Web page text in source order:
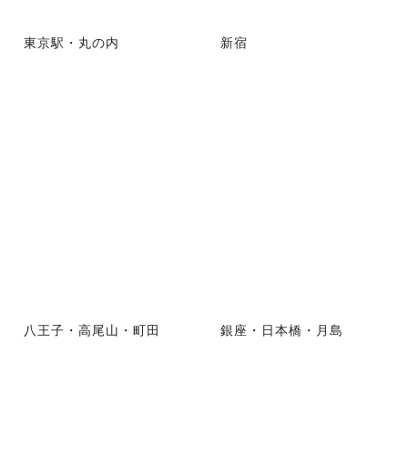
東京駅・丸の内 新宿
八王子・高尾山・町田 銀座・日本橋・月島